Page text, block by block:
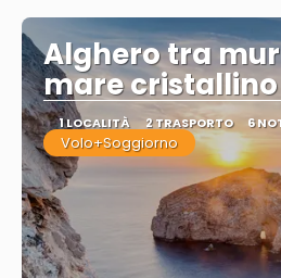
Alghero tra
mare cristallino
1 LOCALITÀ 2 TRASPORTO 6
Volo+Soggiorno